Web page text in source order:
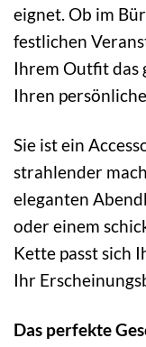
eignet. Ob im
festlichen
Ihrem Outfit das
Ihren
Sie ist ein
strahlender
eleganten
oder einem
Kette passt sich
Ihr
Das perfekte